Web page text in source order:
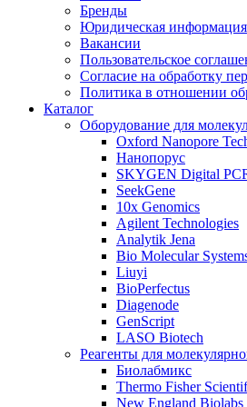
Бренды
Юридическая информация
Вакансии
Пользовательское
Согласие на обработку
Политика в отношении
Каталог
Оборудование для
Oxford Nanopore
Нанопорус
SKYGEN Digital
SeekGene
10x Genomics
Agilent Technologies
Analytik Jena
Bio Molecular
Liuyi
BioPerfectus
Diagenode
GenScript
LASO Biotech
Реагенты для
Биолабмикс
Thermo Fisher
New England Biolabs